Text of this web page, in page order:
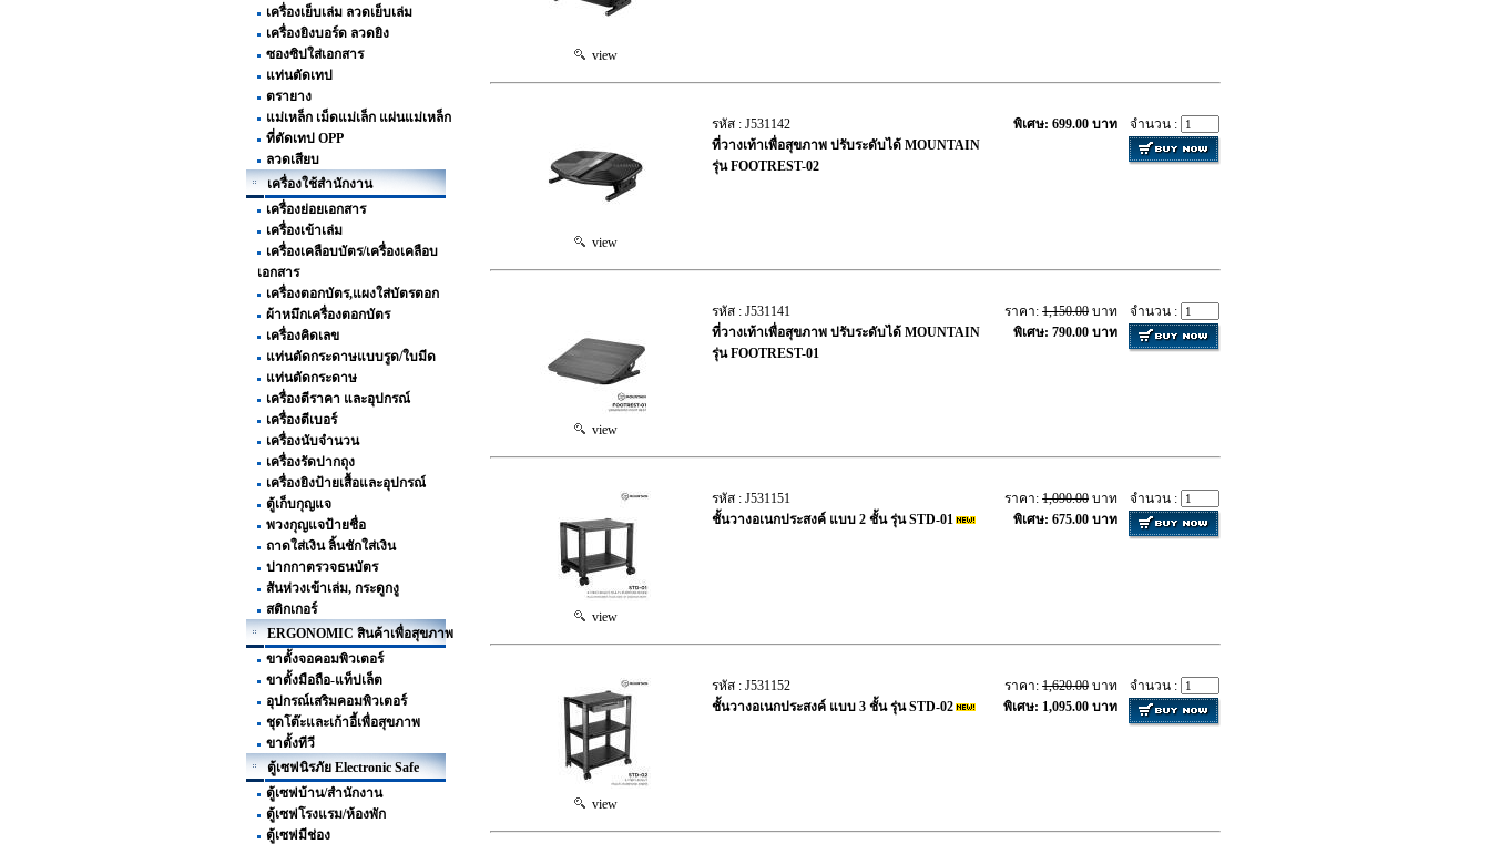
เครื่องเย็บเล่ม ลวดเย็บเล่ม
เครื่องยิงบอร์ด ลวดยิง
ซองซิปใส่เอกสาร
แท่นตัดเทป
ตรายาง
แม่เหล็ก เม็ดแม่เล็ก แผ่นแม่เหล็ก
ที่ตัดเทป OPP
ลวดเสียบ
เครื่องใช้สำนักงาน
เครื่องย่อยเอกสาร
เครื่องเข้าเล่ม
เครื่องเคลือบบัตร/เครื่องเคลือบ
เอกสาร
เครื่องตอกบัตร,แผงใส่บัตรตอก
ผ้าหมึกเครื่องตอกบัตร
เครื่องคิดเลข
แท่นตัดกระดาษแบบรูด/ใบมีด
แท่นตัดกระดาษ
เครื่องตีราคา และอุปกรณ์
เครื่องตีเบอร์
เครื่องนับจำนวน
เครื่องรัดปากถุง
เครื่องยิงป้ายเสื้อและอุปกรณ์
ตู้เก็บกุญแจ
พวงกุญแจป้ายชื่อ
ถาดใส่เงิน ลิ้นชักใส่เงิน
ปากกาตรวจธนบัตร
สันห่วงเข้าเล่ม, กระดูกงู
สติกเกอร์
ERGONOMIC สินค้าเพื่อสุขภาพ
ขาตั้งจอคอมพิวเตอร์
ขาตั้งมือถือ-แท็ปเล็ต
อุปกรณ์เสริมคอมพิวเตอร์
ชุดโต๊ะและเก้าอี้เพื่อสุขภาพ
ขาตั้งทีวี
ตู้เซฟนิรภัย Electronic Safe
ตู้เซฟบ้าน/สำนักงาน
ตู้เซฟโรงแรม/ห้องพัก
ตู้เซฟมีช่อง
view
view
รหัส : J531142
ที่วางเท้าเพื่อสุขภาพ ปรับระดับได้ MOUNTAIN
รุ่น FOOTREST-02
พิเศษ: 699.00 บาท จำนวน :
view
รหัส : J531141
ที่วางเท้าเพื่อสุขภาพ ปรับระดับได้ MOUNTAIN
รุ่น FOOTREST-01
ราคา:1,150.00 บาท
พิเศษ: 790.00 บาท
จำนวน :
view
รหัส : J531151
ชั้นวางอเนกประสงค์ แบบ 2 ชั้น รุ่น STD-01
ราคา:1,090.00 บาท
พิเศษ: 675.00 บาท
จำนวน :
view
รหัส : J531152
ชั้นวางอเนกประสงค์ แบบ 3 ชั้น รุ่น STD-02
ราคา:1,620.00 บาท
พิเศษ: 1,095.00 บาท
จำนวน :